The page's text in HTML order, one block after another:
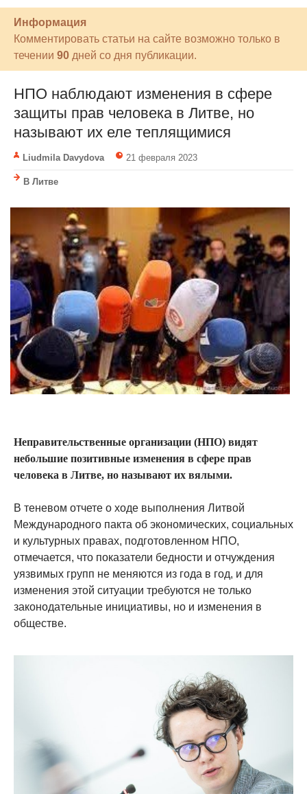
Информация
Комментировать статьи на сайте возможно только в
течении 90 дней со дня публикации.
НПО наблюдают изменения в сфере
защиты прав человека в Литве, но
называют их еле теплящимися
Liudmila Davydova 21 февраля 2023
В Литве
Неправительственные организации (НПО) видят
небольшие позитивные изменения в сфере прав
человека в Литве, но называют их вялыми.
В теневом отчете о ходе выполнения Литвой
Международного пакта об экономических, социальных
и культурных правах, подготовленном НПО,
отмечается, что показатели бедности и отчуждения
уязвимых групп не меняются из года в год, и для
изменения этой ситуации требуются не только
законодательные инициативы, но и изменения в
обществе.